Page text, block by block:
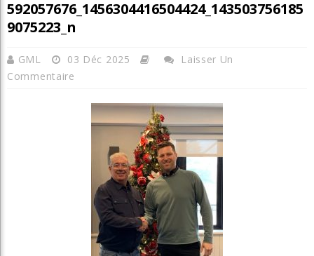
592057676_1456304416504424_143503756185
9075223_n
GML 03 Déc 2025
Laisser Un
Commentaire